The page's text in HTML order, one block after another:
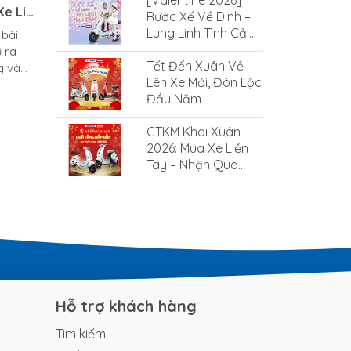
Liền
ra
và
mục
Rước Xế Về Dinh –
Lung Linh Tình Cảm
Cùng Xe Điện Smile
Tết Đến Xuân Về –
Lên Xe Mới, Đón Lộc
Đầu Năm
CTKM Khai Xuân
2026: Mua Xe Liền
Tay – Nhận Quà
Hỗ trợ khách hàng
Tìm kiếm